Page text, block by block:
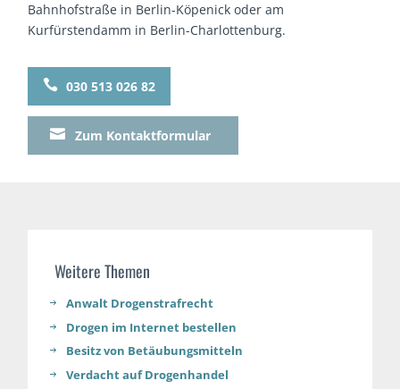
Bahnhofstraße in Berlin-Köpenick oder am
Kurfürstendamm in Berlin-Charlottenburg.
 030 513 026 82
 Zum Kontaktformular
Weitere Themen
Anwalt Drogenstrafrecht​
Drogen im Internet bestellen
Besitz von Betäubungsmitteln
Verdacht auf Drogenhandel